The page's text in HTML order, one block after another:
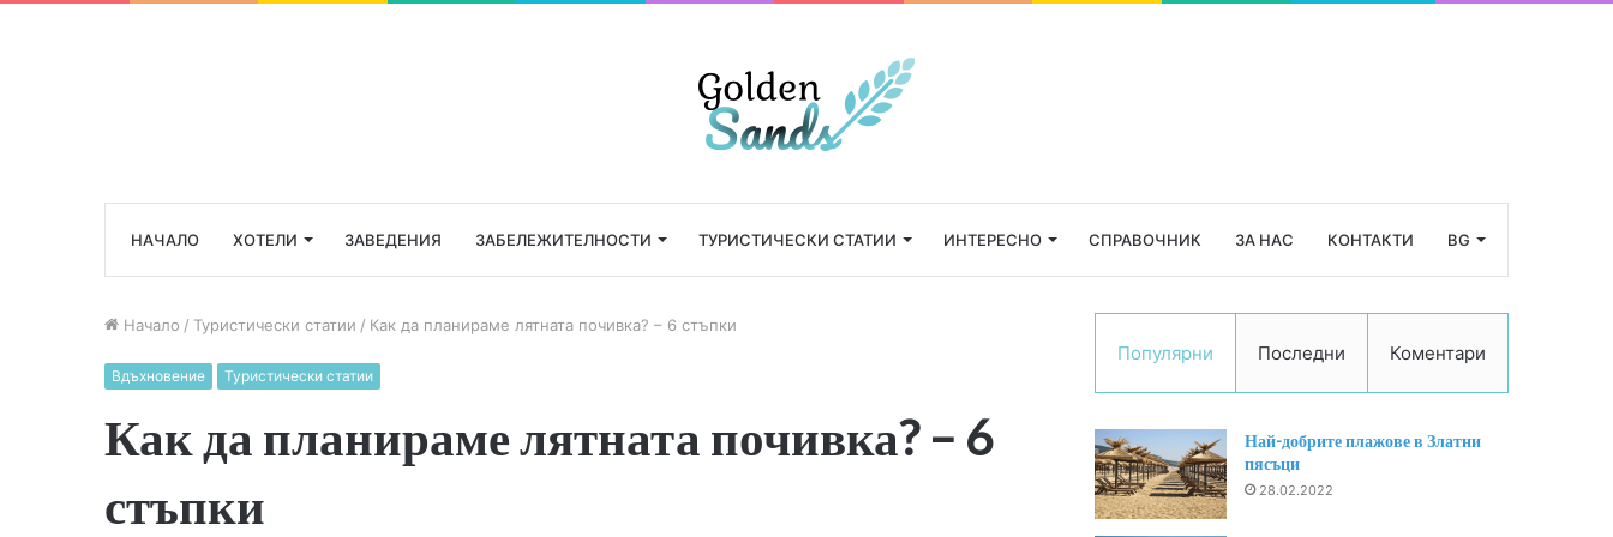
НАЧАЛО ХОТЕЛИ ЗАВЕДЕНИЯ ЗАБЕЛЕЖИТЕЛНОСТИ ТУРИСТИЧЕСКИ СТАТИИ ИНТЕРЕСНО СПРАВОЧНИК ЗА НАС КОНТАКТИ BG
Начало / Туристически статии / Как да планираме лятната почивка? – 6 стъпки
Вдъхновение Туристически статии
Как да планираме лятната почивка? – 6
стъпки
Популярни Последни Коментари
Най-добрите плажове в Златни
пясъци
28.02.2022